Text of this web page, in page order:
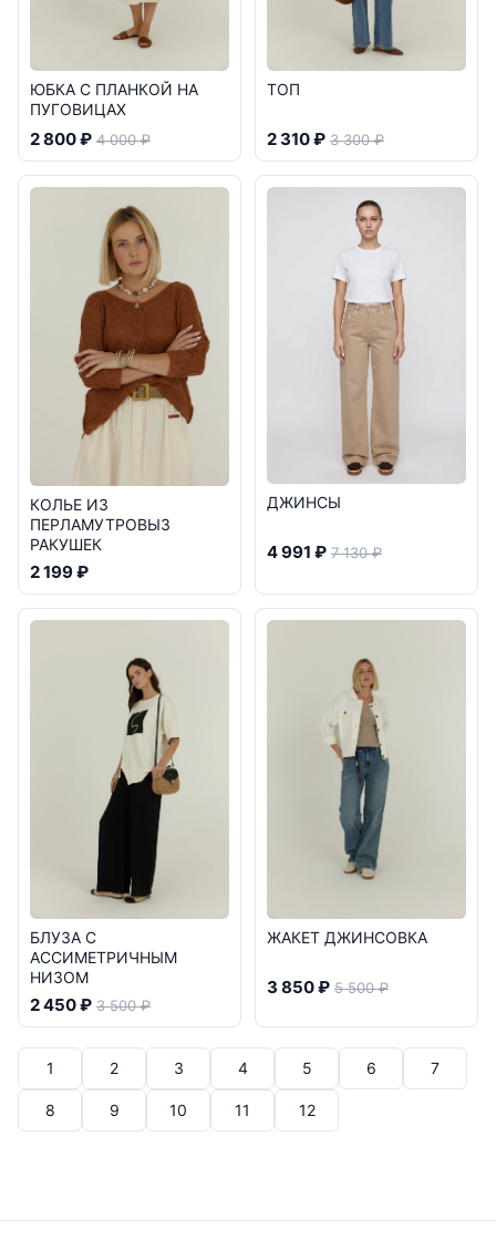
ЮБКА С ПЛАНКОЙ НА
ПУГОВИЦАХ
2 800 ₽ 4 000 ₽
ТОП
2 310 ₽ 3 300 ₽
КОЛЬЕ ИЗ
ПЕРЛАМУТРОВЫЗ
РАКУШЕК
2 199 ₽
ДЖИНСЫ
4 991 ₽ 7 130 ₽
БЛУЗА С
АССИМЕТРИЧНЫМ
НИЗОМ
2 450 ₽ 3 500 ₽
ЖАКЕТ ДЖИНСОВКА
3 850 ₽ 5 500 ₽
1 2 3 4 5 6 7
8 9 10 11 12